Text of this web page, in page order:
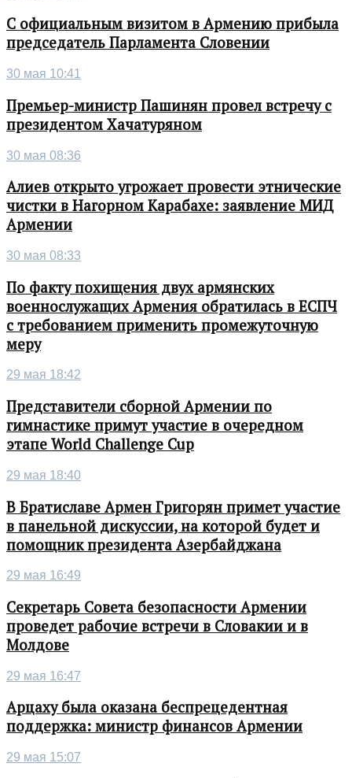
С официальным визитом в Армению прибыла
председатель Парламента Словении
30 мая 10:41
Премьер-министр Пашинян провел встречу с
президентом Хачатуряном
30 мая 08:36
Алиев открыто угрожает провести этнические
чистки в Нагорном Карабахе: заявление МИД
Армении
30 мая 08:33
По факту похищения двух армянских
военнослужащих Армения обратилась в ЕСПЧ
с требованием применить промежуточную
меру
29 мая 18:42
Представители сборной Армении по
гимнастике примут участие в очередном
этапе World Challenge Cup
29 мая 18:40
В Братиславе Армен Григорян примет участие
в панельной дискуссии, на которой будет и
помощник президента Азербайджана
29 мая 16:49
Секретарь Совета безопасности Армении
проведет рабочие встречи в Словакии и в
Молдове
29 мая 16:47
Арцаху была оказана беспрецедентная
поддержка: министр финансов Армении
29 мая 15:07